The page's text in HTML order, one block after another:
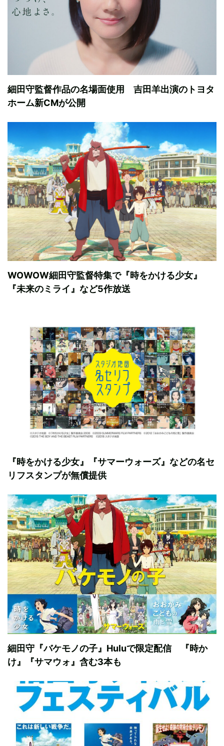
細田守監督作品の名場面使用 吉田羊出演のトヨタ
ホーム新CMが公開
WOWOW細田守監督特集で『時をかける少女』
『未来のミライ』など5作放送
『時をかける少女』『サマーウォーズ』などの名セ
リフスタンプが無償提供
細田守『バケモノの子』Huluで限定配信 『時か
け』『サマウォ』含む3本も